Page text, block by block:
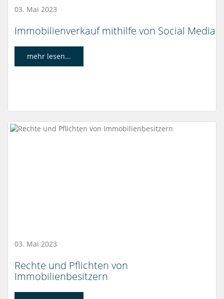
03. Mai 2023
Immobilienverkauf mithilfe von Social Media
mehr lesen...
03. Mai 2023
Rechte und Pflichten von
Immobilienbesitzern